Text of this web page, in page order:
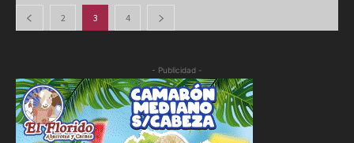
2 3 4
- Publicidad -